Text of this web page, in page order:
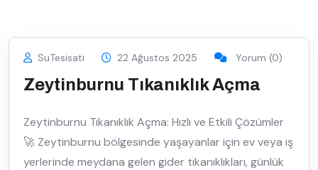
SuTesisati 22 Ağustos 2025 Yorum (0)
Zeytinburnu Tıkanıklık Açma
Zeytinburnu Tıkanıklık Açma: Hızlı ve Etkili Çözümler
🚀 Zeytinburnu bölgesinde yaşayanlar için ev veya iş
yerlerinde meydana gelen gider tıkanıklıkları, günlük